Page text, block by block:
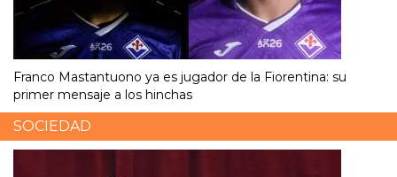
Franco Mastantuono ya es jugador de la Fiorentina: su
primer mensaje a los hinchas
SOCIEDAD